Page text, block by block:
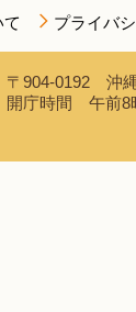
プライバ
〒904-0192 沖
開庁時間 午前8